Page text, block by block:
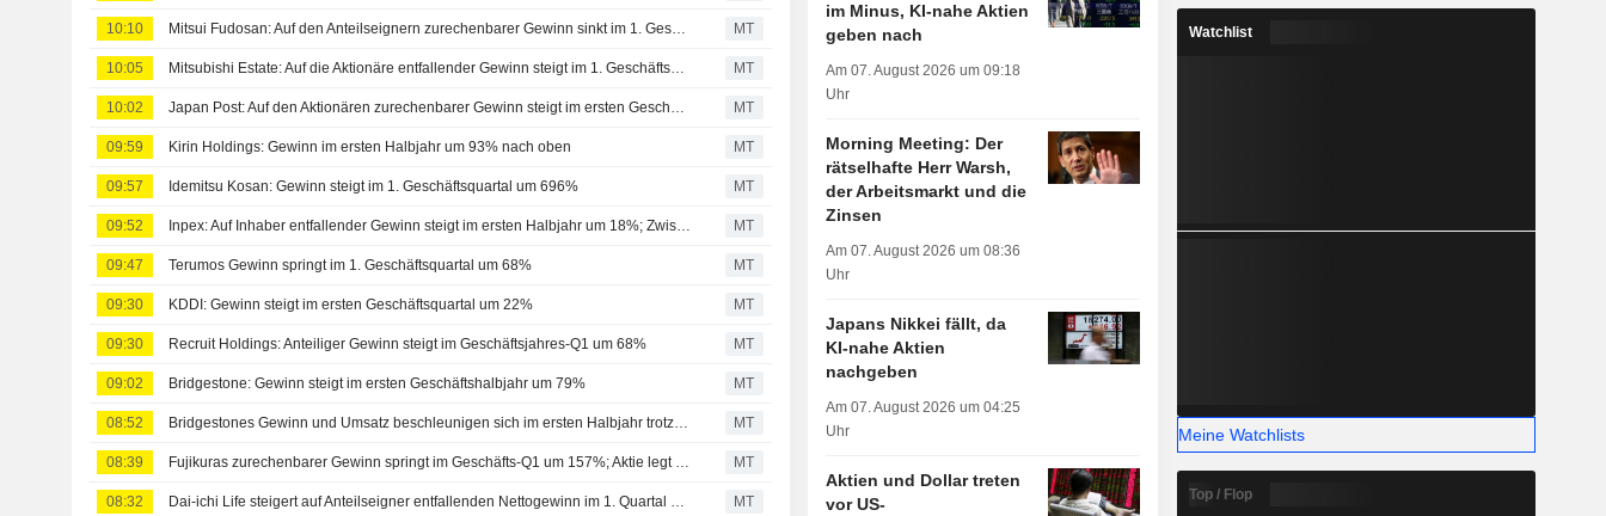
10:10 Mitsui Fudosan: Auf den Anteilseignern zurechenbarer Gewinn sinkt im 1. Geschäftsquartal um 39% MT
10:05 Mitsubishi Estate: Auf die Aktionäre entfallender Gewinn steigt im 1. Geschäftsquartal um 198% MT
10:02 Japan Post: Auf den Aktionären zurechenbarer Gewinn steigt im ersten Geschäftsquartal um 64% MT
09:59 Kirin Holdings: Gewinn im ersten Halbjahr um 93% nach oben MT
09:57 Idemitsu Kosan: Gewinn steigt im 1. Geschäftsquartal um 696% MT
09:52 Inpex: Auf Inhaber entfallender Gewinn steigt im ersten Halbjahr um 18%; Zwischendividende beschlossen MT
09:47 Terumos Gewinn springt im 1. Geschäftsquartal um 68% MT
09:30 KDDI: Gewinn steigt im ersten Geschäftsquartal um 22% MT
09:30 Recruit Holdings: Anteiliger Gewinn steigt im Geschäftsjahres-Q1 um 68% MT
09:02 Bridgestone: Gewinn steigt im ersten Geschäftshalbjahr um 79% MT
08:52 Bridgestones Gewinn und Umsatz beschleunigen sich im ersten Halbjahr trotz Zoll- und Kostengegenwinds MT
08:39 Fujikuras zurechenbarer Gewinn springt im Geschäfts-Q1 um 157%; Aktie legt um 10% zu MT
08:32 Dai-ichi Life steigert auf Anteilseigner entfallenden Nettogewinn im 1. Quartal des Geschäftsjahres um 368% MT
im Minus, KI-nahe Aktien
geben nach
Am 07. August 2026 um 09:18
Uhr
Morning Meeting: Der
rätselhafte Herr Warsh,
der Arbeitsmarkt und die
Zinsen
Am 07. August 2026 um 08:36
Uhr
Japans Nikkei fällt, da
KI-nahe Aktien
nachgeben
Am 07. August 2026 um 04:25
Uhr
Aktien und Dollar treten
vor US-
Watchlist
Meine Watchlists
Top / Flop